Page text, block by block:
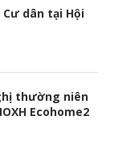
dân tại Hội
thường niên
Ecohome2